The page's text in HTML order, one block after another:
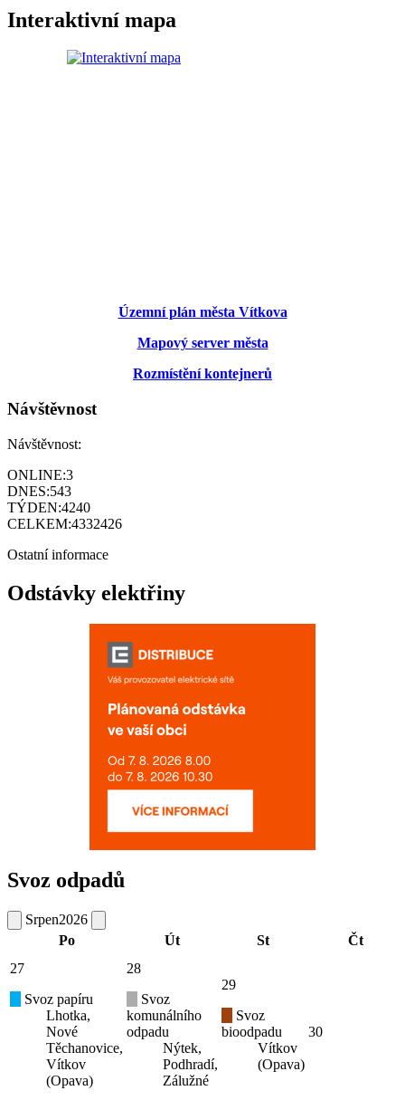
Interaktivní mapa
Územní plán města Vítkova
Mapový server města
Rozmístění kontejnerů
Návštěvnost
Návštěvnost:
ONLINE:3
DNES:543
TÝDEN:4240
CELKEM:4332426
Ostatní informace
Odstávky elektřiny
Svoz odpadů
Srpen2026
Po
Út St
Čt
27
Svoz papíru
Lhotka,
Nové
Těchanovice,
Vítkov
(Opava)
28
Svoz
komunálního
odpadu
Nýtek,
Podhradí,
Zálužné
29
Svoz
bioodpadu
Vítkov
(Opava)
30